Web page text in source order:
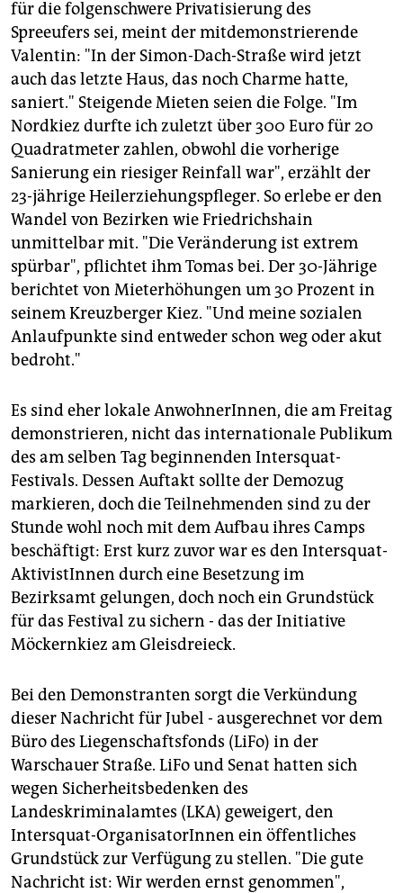
für die folgenschwere Privatisierung des
Spreeufers sei, meint der mitdemonstrierende
Valentin: "In der Simon-Dach-Straße wird jetzt
auch das letzte Haus, das noch Charme hatte,
saniert." Steigende Mieten seien die Folge. "Im
Nordkiez durfte ich zuletzt über 300 Euro für 20
Quadratmeter zahlen, obwohl die vorherige
Sanierung ein riesiger Reinfall war", erzählt der
23-jährige Heilerziehungspfleger. So erlebe er den
Wandel von Bezirken wie Friedrichshain
unmittelbar mit. "Die Veränderung ist extrem
spürbar", pflichtet ihm Tomas bei. Der 30-Jährige
berichtet von Mieterhöhungen um 30 Prozent in
seinem Kreuzberger Kiez. "Und meine sozialen
Anlaufpunkte sind entweder schon weg oder akut
bedroht."
Es sind eher lokale AnwohnerInnen, die am Freitag
demonstrieren, nicht das internationale Publikum
des am selben Tag beginnenden Intersquat-
Festivals. Dessen Auftakt sollte der Demozug
markieren, doch die Teilnehmenden sind zu der
Stunde wohl noch mit dem Aufbau ihres Camps
beschäftigt: Erst kurz zuvor war es den Intersquat-
AktivistInnen durch eine Besetzung im
Bezirksamt gelungen, doch noch ein Grundstück
für das Festival zu sichern - das der Initiative
Möckernkiez am Gleisdreieck.
Bei den Demonstranten sorgt die Verkündung
dieser Nachricht für Jubel - ausgerechnet vor dem
Büro des Liegenschaftsfonds (LiFo) in der
Warschauer Straße. LiFo und Senat hatten sich
wegen Sicherheitsbedenken des
Landeskriminalamtes (LKA) geweigert, den
Intersquat-OrganisatorInnen ein öffentliches
Grundstück zur Verfügung zu stellen. "Die gute
Nachricht ist: Wir werden ernst genommen",